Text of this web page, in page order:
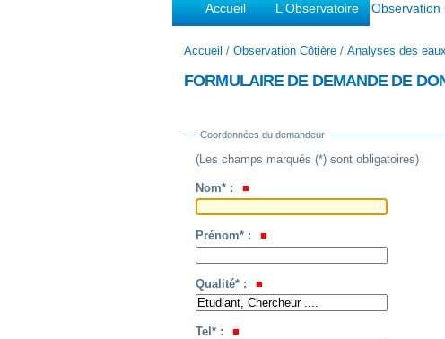
Accueil L'Observatoire Observation
Accueil /Observation Côtière /Analyses des
FORMULAIRE DE DEMANDE DE
Coordonnées du demandeur
(Les champs marqués (*) sont obligatoires)
Nom* :
Prénom* :
Qualité* :
Tel* :